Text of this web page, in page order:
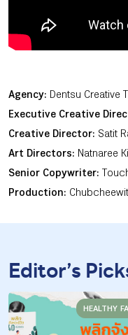
Agency: Dentsu Creative
Executive Creative
Creative Director: Satit
Art Directors: Natnaree
Senior Copywriter:
Production:
Editor’s
HEALTHY